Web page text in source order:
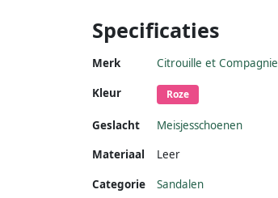
Specificaties
Merk Citrouille et Compagnie
Kleur Roze
Geslacht
Meisjesschoenen
Materiaal
Leer
Categorie Sandalen